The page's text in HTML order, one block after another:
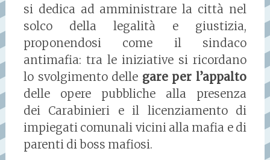
si dedica ad amministrare la città nel
solco della legalità e giustizia,
proponendosi come il sindaco
antimafia: tra le iniziative si ricordano
lo svolgimento delle gare per l’appalto
delle opere pubbliche alla presenza
dei Carabinieri e il licenziamento di
impiegati comunali vicini alla mafia e di
parenti di boss mafiosi.